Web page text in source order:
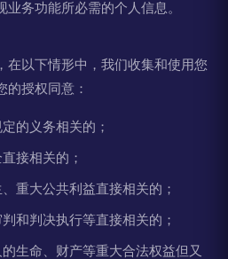
务功能所必需的个人信息。
在以下情形中，我们收集和使用您
的授权同意：
的义务相关的；
接相关的；
重大公共利益直接相关的；
和判决执行等直接相关的；
生命、财产等重大合法权益但又